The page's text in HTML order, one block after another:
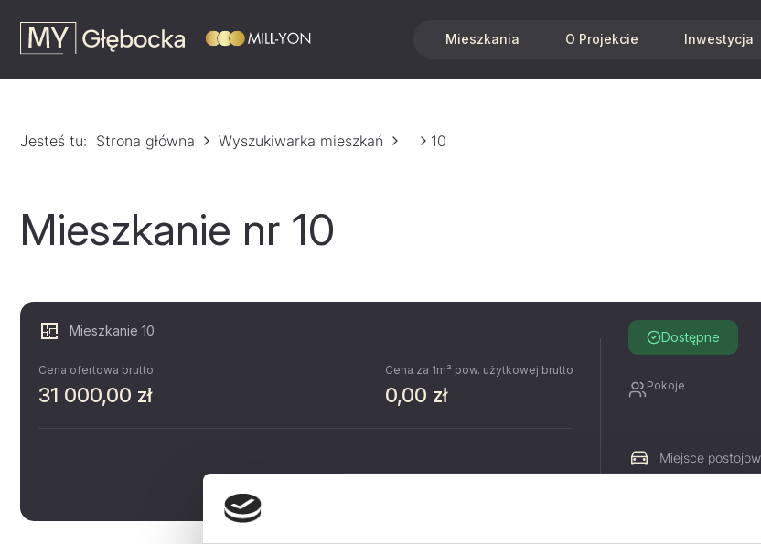
Mieszkania O Projekcie Inwestycja
Jesteś tu: Strona główna Wyszukiwarka mieszkań 10
Mieszkanie nr 10
Mieszkanie 10
Cena ofertowa brutto
31 000,00 zł
Cena za 1m² pow. użytkowej brutto
0,00 zł
Dostępne
Pokoje
Miejsce